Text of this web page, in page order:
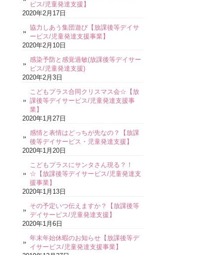
ビス/児童発達支援】
2020年2月17日
協力しあう集団遊び【放課後等デイサ
ービス/児童発達支援事業】
2020年2月10日
感染予防と感覚過敏(放課後等デイサー
ビス/児童発達支援)
2020年2月3日
こどもプラス合同クリスマス会☆【放
課後等デイサービス/児童発達支援事
業】
2020年1月27日
感情と表情はどっちが先なの？【放課
後等デイサービス・児童発達支援】
2020年1月20日
こどもプラスにサンタさん現る？！
☆【放課後等デイサービス/児童発達支
援事業】
2020年1月13日
その予定いつ伝えますか？【放課後等
デイサービス/児童発達支援】
2020年1月6日
年末年始休暇のお知らせ【放課後等デ
イサービス/児童発達支援事業】